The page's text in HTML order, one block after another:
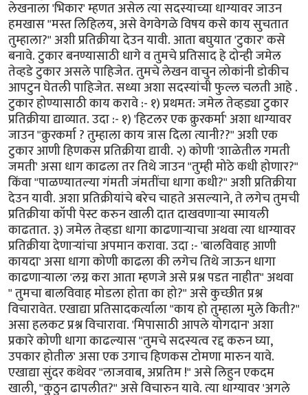
लेखनाला 'भिकार' म्हणत असेल त्या सदस्याच्या धाग्यावर जाउन
हमखास "मस्त लिहिलय, असे वेगवेगळे विषय कसे काय सुचतात
तुम्हाला?" अशी प्रतिक्रीया देउन यावी. आता बघुयात 'टुकार' कसे
बनावे. टुकार बनण्यासाठी धागे व तुमचे प्रतिसाद हे दोन्ही जमेल
तेव्हडे टुकार असले पाहिजेत. तुमचे लेखन वाचुन लोकांनी डोकीच
आपटुन घेतली पाहिजेत. सध्या अशा सदस्यांची फुल्ल चलती आहे .
टुकार होण्यासाठी काय करावे :- १) प्रथमत: जमेल तेव्हड्या टुकार
प्रतिक्रीया द्याव्यात. उदा :- १) 'हिटलर एक क्रुरकर्मा' अशा धाग्यावर
जाउन "क्रुरकर्मा ? तुम्हाला काय त्रास दिला त्यानी??" अशी एक
टुकार आणी हिणकस प्रतिक्रीया द्यावी. २) कोणी 'शाळेतील गमती
जमती' असा धाग काढला तर तिथे जाउन "तुम्ही मोठे कधी होणार?"
किंवा "पाळण्यातल्या गंमती जंमतींचा धागा कधी?" अशी प्रतिक्रीया
देउन यावी. अशा प्रतिक्रीयांचे बरेच चाहते असल्याने, ते लगेच तुमची
प्रतिक्रीया कॉपी पेस्ट करुन खाली दात दाखवणार्‍या स्मायली
काढतात. ३) जमेल तेव्हडा धागा काढणार्‍याचा अथवा त्या धाग्यावर
प्रतिक्रीया देणार्‍यांचा अपमान करावा. उदा :- 'बालविवाह आणी
कायदा' असा धागा कोणी काढला की लगेच तिथे जाऊन धागा
काढणार्‍याला 'लग्न करा आता म्हणजे असे प्रश्न पडत नाहीत" अथवा
" तुमचा बालविवाह मोडला होता का हो?" असे कुच्छीत प्रश्न
विचारावेत. एखाद्या प्रतिसादकर्त्याला "काय हो तुम्हाला मुले किती?"
असा हलकट प्रश्न विचारावा. 'मिपासाठी आपले योगदान' अशा
प्रकारे कोणी धागा काढल्यास "तुमचे सदस्यत्व रद्द करुन घ्या,
उपकार होतील' असा एक उगाच हिणकस टोमणा मारुन यावे.
एखाद्या सुंदर कथेवर "लाजवाब, अप्रतिम !" असे लिहुन एकदम
खाली, "कुठुन ढापलीत?" असे विचारुन यावे. त्या धाग्यावर 'अगले